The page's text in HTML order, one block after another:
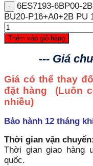
6ES7193-6BP00-
BU20-P16+A0+2B
Thêm vào giỏ hàng
--- Giá
Giá có thể thay
đặt hàng (Luôn
nhiều)
Bảo hành 12 tháng
Thời gian vận chuyển:
Thời gian giao
quốc.